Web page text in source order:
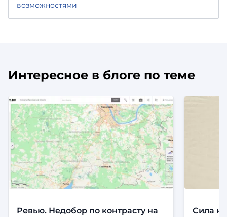
возможностями
Интересное в блоге по теме
Ревью. Недобор по контрасту на
Сила